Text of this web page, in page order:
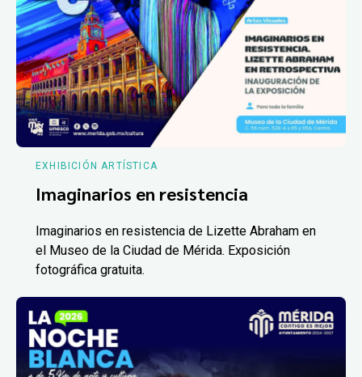
EXHIBICIÓN ARTÍSTICA
Imaginarios en resistencia
Imaginarios en resistencia de Lizette Abraham en
el Museo de la Ciudad de Mérida. Exposición
fotográfica gratuita.